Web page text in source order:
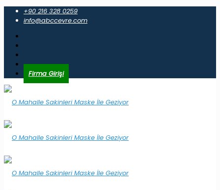
+90 216 328 0259
info@abccevre.com
Firma Girişi